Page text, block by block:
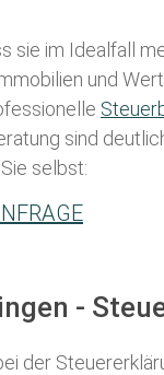
sie im Idealfall
und
sind
selbst:
-
der Ste